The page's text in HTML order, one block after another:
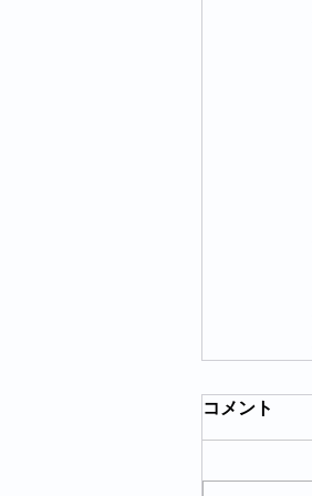
コメント